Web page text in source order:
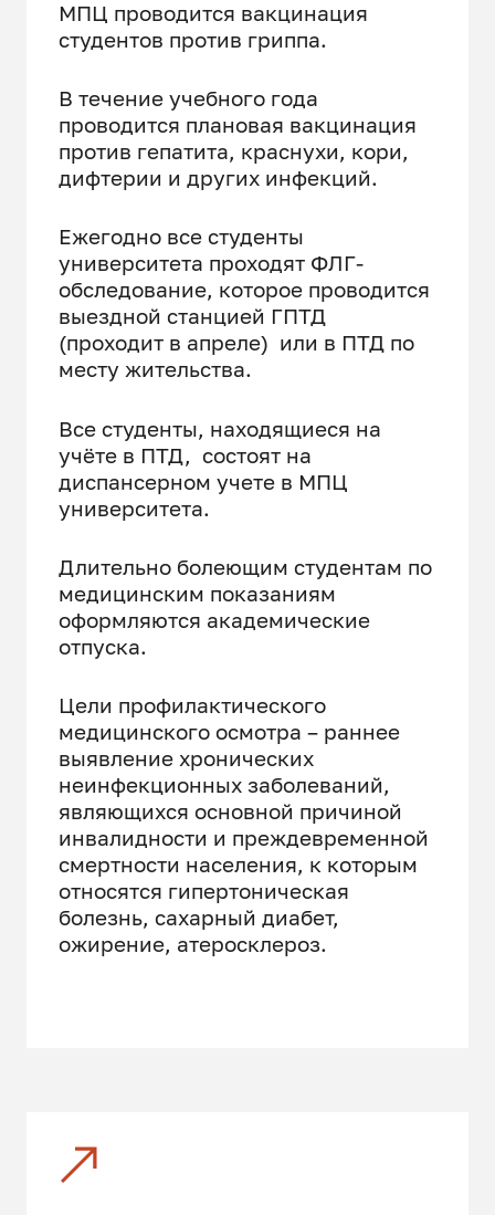
МПЦ проводится вакцинация
студентов против гриппа.
В течение учебного года
проводится плановая вакцинация
против гепатита, краснухи, кори,
дифтерии и других инфекций.
Ежегодно все студенты
университета проходят ФЛГ-
обследование, которое проводится
выездной станцией ГПТД
(проходит в апреле) или в ПТД по
месту жительства.
Все студенты, находящиеся на
учёте в ПТД, состоят на
диспансерном учете в МПЦ
университета.
Длительно болеющим студентам по
медицинским показаниям
оформляются академические
отпуска.
Цели профилактического
медицинского осмотра – раннее
выявление хронических
неинфекционных заболеваний,
являющихся основной причиной
инвалидности и преждевременной
смертности населения, к которым
относятся гипертоническая
болезнь, сахарный диабет,
ожирение, атеросклероз.